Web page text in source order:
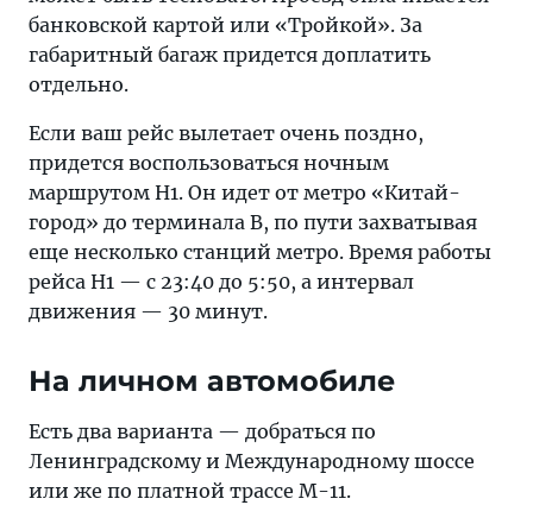
банковской картой или «Тройкой». За
габаритный багаж придется доплатить
отдельно.
Если ваш рейс вылетает очень поздно,
придется воспользоваться ночным
маршрутом Н1. Он идет от метро «Китай-
город» до терминала В, по пути захватывая
еще несколько станций метро. Время работы
рейса Н1 — с 23:40 до 5:50, а интервал
движения — 30 минут.
На личном автомобиле
Есть два варианта — добраться по
Ленинградскому и Международному шоссе
или же по платной трассе М-11.